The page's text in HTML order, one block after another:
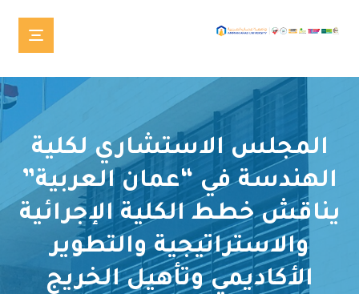
المجلس الاستشاري لكلية
الهندسة في “عمان العربية”
يناقش خطط الكلية الإجرائية
والاستراتيجية والتطوير
الأكاديمي وتأهيل الخريج